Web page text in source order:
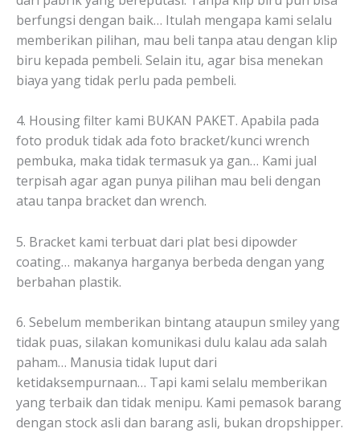
berfungsi dengan baik… Itulah mengapa kami selalu
memberikan pilihan, mau beli tanpa atau dengan klip
biru kepada pembeli. Selain itu, agar bisa menekan
biaya yang tidak perlu pada pembeli.
4. Housing filter kami BUKAN PAKET. Apabila pada
foto produk tidak ada foto bracket/kunci wrench
pembuka, maka tidak termasuk ya gan… Kami jual
terpisah agar agan punya pilihan mau beli dengan
atau tanpa bracket dan wrench.
5. Bracket kami terbuat dari plat besi dipowder
coating… makanya harganya berbeda dengan yang
berbahan plastik.
6. Sebelum memberikan bintang ataupun smiley yang
tidak puas, silakan komunikasi dulu kalau ada salah
paham… Manusia tidak luput dari
ketidaksempurnaan… Tapi kami selalu memberikan
yang terbaik dan tidak menipu. Kami pemasok barang
dengan stock asli dan barang asli, bukan dropshipper.